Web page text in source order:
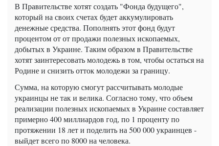
В Правительстве хотят создать "Фонда будущего",
который на своих счетах будет аккумулировать
денежные средства. Пополнять этот фонд будут
процентом от от продажи полезных ископаемых,
добытых в Украине. Таким образом в Правительстве
хотят заинтересовать молодежь в том, чтобы остаться на
Родине и снизить отток молодежи за границу.
Сумма, на которую смогут рассчитывать молодые
украинцы не так и велика. Согласно тому, что объем
реализации полезных ископаемых в Украине составляет
примерно 400 миллиардов год, по 1 проценту по
протяжении 18 лет и поделить на 500 000 украинцев -
выйдет всего по 8000 на человека.